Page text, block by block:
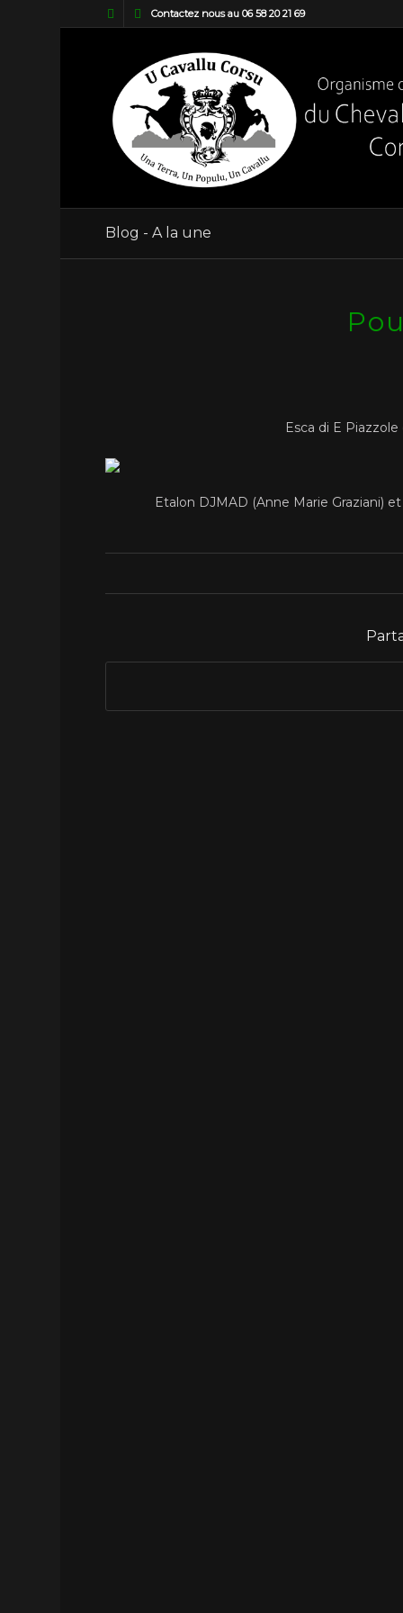
Contactez nous au 06 58 20 21 69
Blog - A la une
Esca di E
Etalon DJMAD (Anne Marie Graziani)